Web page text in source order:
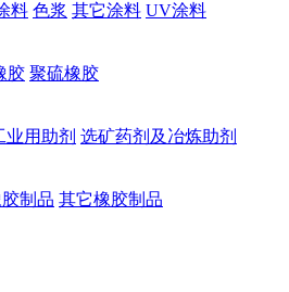
料 色浆 其它涂料 UV涂料
胶 聚硫橡胶
业用助剂 选矿药剂及冶炼助剂
制品 其它橡胶制品